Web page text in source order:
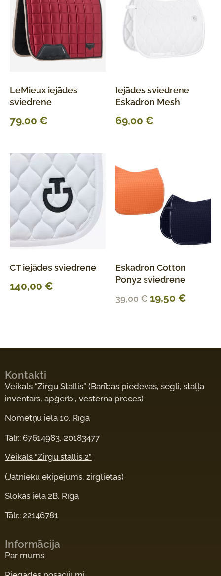
LeMieux iejādes
sviedrene
79,00 €
Iejādes sviedrene
Eskadron Mesh
69,00 €
CT iejādes sviedrene
140,00 €
Eskadron Cotton
Pony2 sviedrene
39,00€ 19,50 €
Kontakti
Veikals “Zirgu Stallis” (Barības piedevas, segli, staļļa
inventārs, apģērbi, vesterna preces)
Nometņu iela 10, Rīga
Tālr.: 67614983, 20183477
Veikals “Zirgu stallis 2”
(Jātnieku ekipējums, zirglietas)
Slokas iela 2B, Rīga
Tālr.: 22146781
Informācija
Par mums